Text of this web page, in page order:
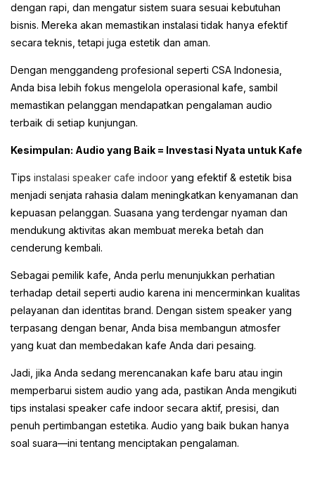
dengan rapi, dan mengatur sistem suara sesuai kebutuhan
bisnis. Mereka akan memastikan instalasi tidak hanya efektif
secara teknis, tetapi juga estetik dan aman.
Dengan menggandeng profesional seperti CSA Indonesia,
Anda bisa lebih fokus mengelola operasional kafe, sambil
memastikan pelanggan mendapatkan pengalaman audio
terbaik di setiap kunjungan.
Kesimpulan: Audio yang Baik = Investasi Nyata untuk Kafe
Tips instalasi speaker cafe indoor yang efektif & estetik bisa
menjadi senjata rahasia dalam meningkatkan kenyamanan dan
kepuasan pelanggan. Suasana yang terdengar nyaman dan
mendukung aktivitas akan membuat mereka betah dan
cenderung kembali.
Sebagai pemilik kafe, Anda perlu menunjukkan perhatian
terhadap detail seperti audio karena ini mencerminkan kualitas
pelayanan dan identitas brand. Dengan sistem speaker yang
terpasang dengan benar, Anda bisa membangun atmosfer
yang kuat dan membedakan kafe Anda dari pesaing.
Jadi, jika Anda sedang merencanakan kafe baru atau ingin
memperbarui sistem audio yang ada, pastikan Anda mengikuti
tips instalasi speaker cafe indoor secara aktif, presisi, dan
penuh pertimbangan estetika. Audio yang baik bukan hanya
soal suara—ini tentang menciptakan pengalaman.